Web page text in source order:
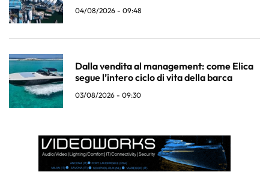
04/08/2026 - 09:48
Dalla vendita al management: come Elica
segue l’intero ciclo di vita della barca
03/08/2026 - 09:30